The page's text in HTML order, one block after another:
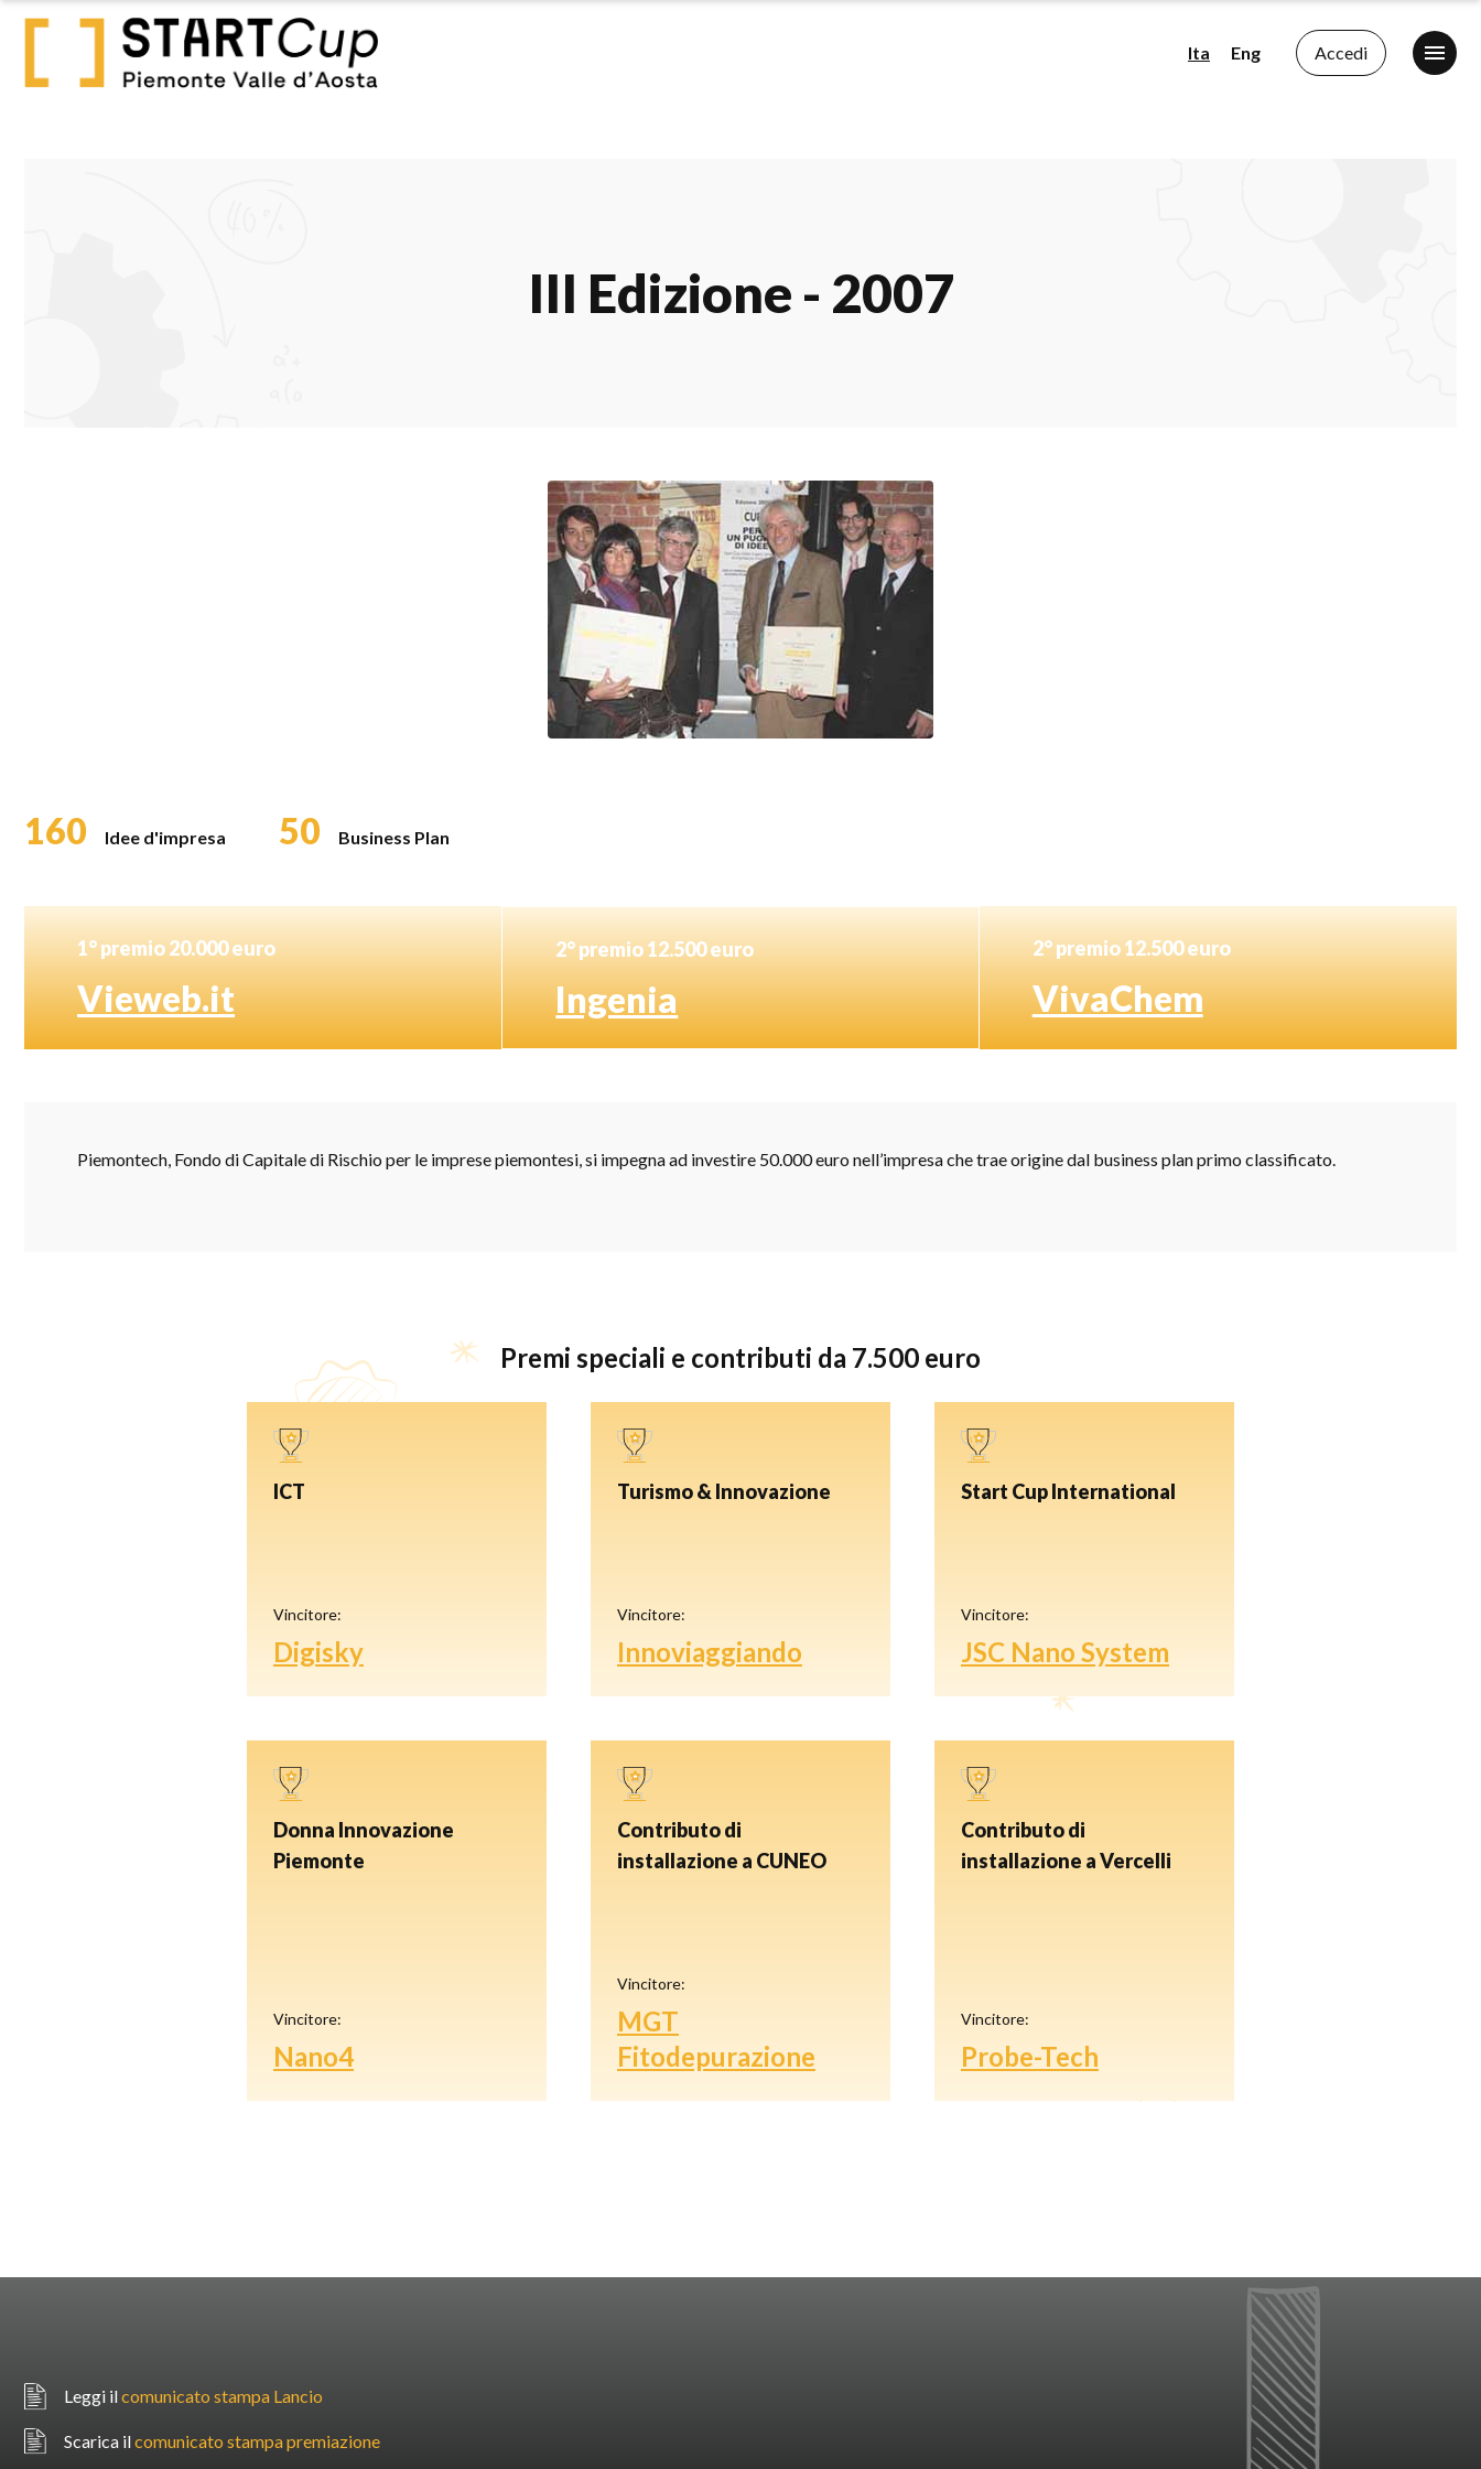
Ita Eng Accedi
III Edizione - 2007
160 Idee d'impresa 50 Business Plan
1° premio 20.000 euro
Vieweb.it
2° premio 12.500 euro
Ingenia
2° premio 12.500 euro
VivaChem
Piemontech, Fondo di Capitale di Rischio per le imprese piemontesi, si impegna ad investire 50.000 euro nell’impresa che trae origine dal business plan primo classificato.
Premi speciali e contributi da 7.500 euro
ICT
Vincitore:
Digisky
Turismo & Innovazione
Vincitore:
Innoviaggiando
Start Cup International
Vincitore:
JSC Nano System
Donna Innovazione
Piemonte
Vincitore:
Nano4
Contributo di
installazione a CUNEO
Vincitore:
MGT
Fitodepurazione
Contributo di
installazione a Vercelli
Vincitore:
Probe-Tech
Leggi ilcomunicato stampa Lancio
Scarica ilcomunicato stampa premiazione